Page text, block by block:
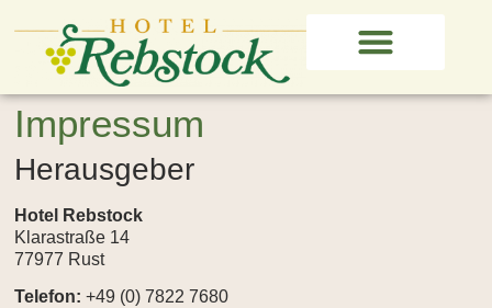
Impressum
Herausgeber
Hotel Rebstock
Klarastraße 14
77977 Rust
Telefon: +49 (0) 7822 7680